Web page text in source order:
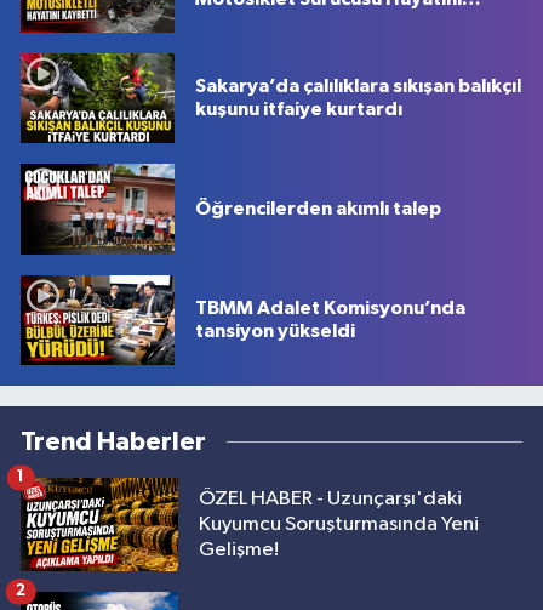
Sakarya’da çalılıklara sıkışan balıkçıl
kuşunu itfaiye kurtardı
Öğrencilerden akımlı talep
TBMM Adalet Komisyonu’nda
tansiyon yükseldi
Trend Haberler
ÖZEL HABER - Uzunçarşı'daki
Kuyumcu Soruşturmasında Yeni
Gelişme!
1
2